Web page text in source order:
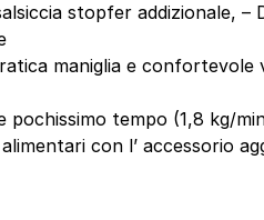
stopfer addizionale,
maniglia e confortevole
pochissimo tempo (1,8 kg/
con l’ accessorio